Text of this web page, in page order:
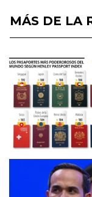
MÁS DE LA